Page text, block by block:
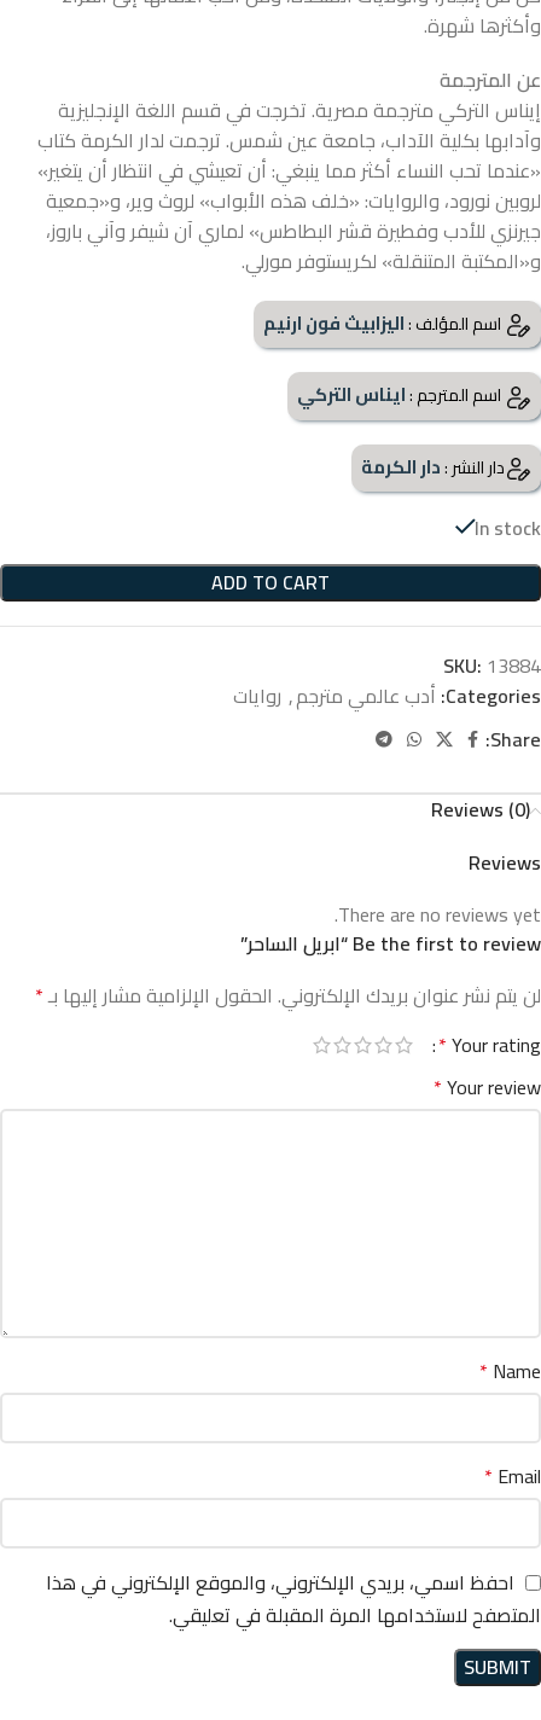
وأكثرها شهرة.
عن المترجمة
إيناس التركي مترجمة مصرية. تخرجت في قسم اللغة الإنجليزية
وآدابها بكلية الآداب، جامعة عين شمس. ترجمت لدار الكرمة كتاب
«عندما تحب النساء أكثر مما ينبغي: أن تعيشي في انتظار أن يتغير»
لروبين نورود، والروايات: «خلف هذه الأبواب» لروث وير، و«جمعية
جيرنزي للأدب وفطيرة قشر البطاطس» لماري آن شيفر وآني باروز،
و«المكتبة المتنقلة» لكريستوفر مورلي.
اسم المؤلف :اليزابيث فون ارنيم
اسم المترجم :ايناس التركي
دار النشر :دار الكرمة
In stock
ADD TO CART
SKU: 13884
Categories: أدب عالمي مترجم, روايات
Share:
Reviews (0)
Reviews
There are no reviews yet.
Be the first to review “ابريل الساحر”
لن يتم نشر عنوان بريدك الإلكتروني. الحقول الإلزامية مشار إليها بـ*
Your rating
*
Your review
*
Name
*
Email
*
احفظ اسمي، بريدي الإلكتروني، والموقع الإلكتروني في هذا
المتصفح لاستخدامها المرة المقبلة في تعليقي.